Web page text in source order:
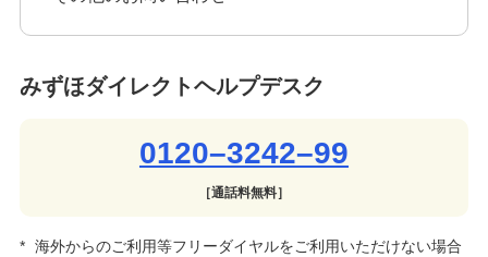
みずほダイレクトヘルプデスク
0120–3242–99
［通話料無料］
* 海外からのご利用等フリーダイヤルをご利用いただけない場合